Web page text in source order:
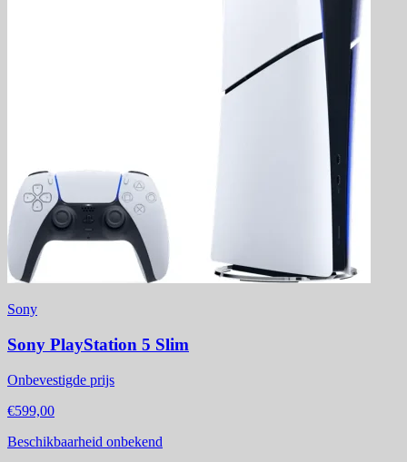
Sony
Sony PlayStation 5 Slim
Onbevestigde prijs
€599,00
Beschikbaarheid onbekend